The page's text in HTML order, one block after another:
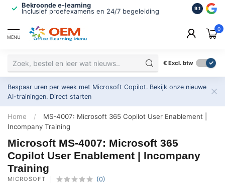
Bekroonde e-learning
Inclusief proefexamens en 24/7 begeleiding
ISO
2.500+
9.1
MENU
0
€ Excl. btw
Bespaar uren per week met Microsoft Copilot. Bekijk onze nieuwe
AI-trainingen. Direct starten
Home /
MS-4007: Microsoft 365 Copilot User Enablement |
Incompany Training
Microsoft MS-4007: Microsoft 365
Copilot User Enablement | Incompany
Training
MICROSOFT (0)